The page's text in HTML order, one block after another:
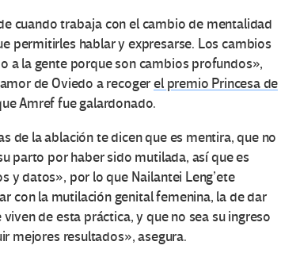
cuando trabaja con el cambio de mentalidad
permitirles hablar y expresarse. Los cambios
a la gente porque son cambios profundos»,
de Oviedo a recogerel premio Princesa de
Amref fue galardonado.
de la ablación te dicen que es mentira, que no
parto por haber sido mutilada, así que es
y datos», por lo que Nailantei Leng’ete
con la mutilación genital femenina, la de dar
de esta práctica, y que no sea su ingreso
mejores resultados», asegura.